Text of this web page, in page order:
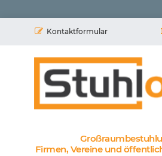
Kontaktformular
Firmen, Vereine und